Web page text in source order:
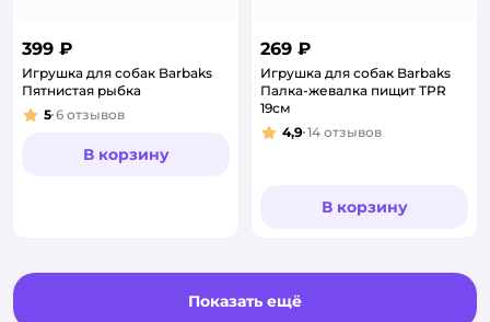
399 ₽
Игрушка для собак Barbaks
Пятнистая рыбка
Рейтинг:
5 6 отзывов
В корзину
269 ₽
Игрушка для собак Barbaks
Палка-жевалка пищит TPR
19см
Рейтинг:
4,9 14 отзывов
В корзину
Показать ещё